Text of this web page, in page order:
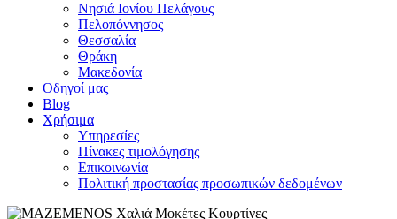
Νησιά Ιονίου Πελάγους
Πελοπόννησος
Θεσσαλία
Θράκη
Μακεδονία
Οδηγοί μας
Blog
Χρήσιμα
Υπηρεσίες
Πίνακες τιμολόγησης
Επικοινωνία
Πολιτική προστασίας προσωπικών δεδομένων